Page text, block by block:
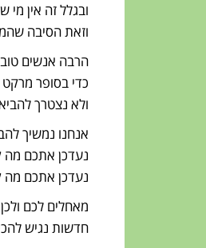
ובגלל זה אין
וזאת הסיבה
הרבה אנשים
כדי בסופר מרקט
ולא נצטרך
אנחנו נמשיך
נעדכן אתכם מה
נעדכן אתכם מה
מאחלים לכם
חדשות נגיש